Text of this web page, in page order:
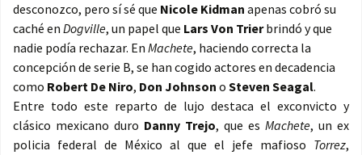
desconozco, pero sí sé que Nicole Kidman apenas cobró su
caché en Dogville, un papel que Lars Von Trierbrindó y que
nadie podía rechazar. En Machete, haciendo correcta la
concepción de serie B, se han cogido actores en decadencia
como Robert De Niro, Don Johnson o Steven Seagal.
Entre todo este reparto de lujo destaca el exconvicto y
clásico mexicano duro Danny Trejo, que es Machete, un ex
policia federal de México al que el jefe mafioso Torrez,